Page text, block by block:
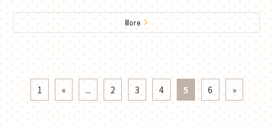
More>
1 « ... 2 3 4 5 6 »